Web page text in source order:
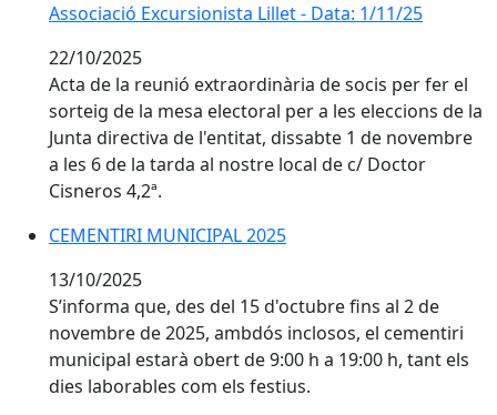
Associació Excursionista Lillet - Data: 1/11/25
22/10/2025
Acta de la reunió extraordinària de socis per fer el
sorteig de la mesa electoral per a les eleccions de la
Junta directiva de l'entitat, dissabte 1 de novembre
a les 6 de la tarda al nostre local de c/ Doctor
Cisneros 4,2ª.
CEMENTIRI MUNICIPAL 2025
CEMENTIRI MUNICIPAL 2025
13/10/2025
S’informa que, des del 15 d'octubre fins al 2 de
novembre de 2025, ambdós inclosos, el cementiri
municipal estarà obert de 9:00 h a 19:00 h, tant els
dies laborables com els festius.